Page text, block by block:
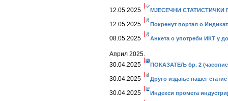
12.05.2025 МЈЕСЕЧНИ СТАТИСТИЧКИ
12.05.2025 Покренут портал о
08.05.2025 Анкета о употреби ИКТ у
Април 2025.
30.04.2025
ПОКАЗАТЕЉ бр. 2
30.04.2025 Друго издање нашег
30.04.2025 Индекси промета